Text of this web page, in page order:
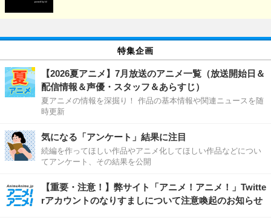
特集企画
【2026夏アニメ】7月放送のアニメ一覧（放送開始日＆
配信情報＆声優・スタッフ＆あらすじ）
夏アニメの情報を深掘り！ 作品の基本情報や関連ニュースを随
時更新
気になる「アンケート」結果に注目
続編を作ってほしい作品やアニメ化してほしい作品などについ
てアンケート、その結果を公開
【重要・注意！】弊サイト「アニメ！アニメ！」Twitte
rアカウントのなりすましについて注意喚起のお知らせ